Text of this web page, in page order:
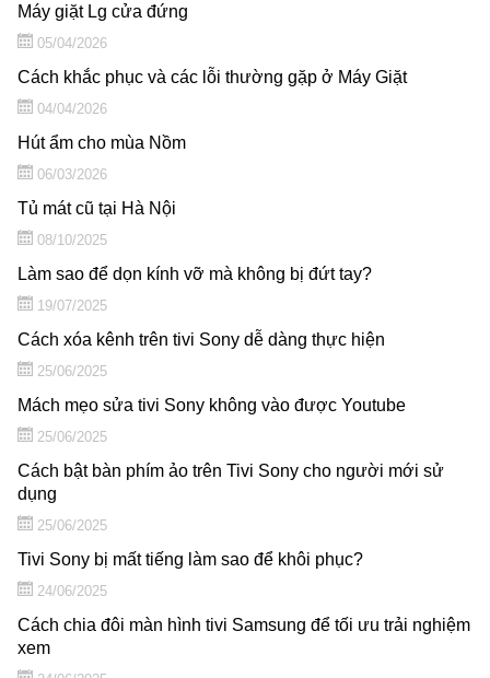
Máy giặt Lg cửa đứng
05/04/2026
Cách khắc phục và các lỗi thường gặp ở Máy Giặt
04/04/2026
Hút ẩm cho mùa Nồm
06/03/2026
Tủ mát cũ tại Hà Nội
08/10/2025
Làm sao để dọn kính vỡ mà không bị đứt tay?
19/07/2025
Cách xóa kênh trên tivi Sony dễ dàng thực hiện
25/06/2025
Mách mẹo sửa tivi Sony không vào được Youtube
25/06/2025
Cách bật bàn phím ảo trên Tivi Sony cho người mới sử
dụng
25/06/2025
Tivi Sony bị mất tiếng làm sao để khôi phục?
24/06/2025
Cách chia đôi màn hình tivi Samsung để tối ưu trải nghiệm
xem